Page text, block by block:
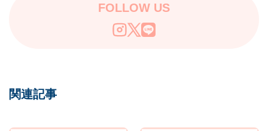
FOLLOW US
関連記事